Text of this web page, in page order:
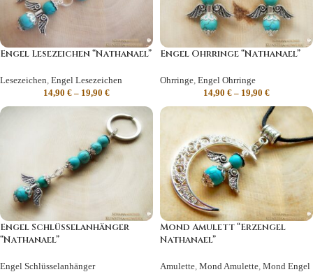
Engel Lesezeichen “Nathanael”
Lesezeichen Engel Lesezeichen
14,90 € – 19,90 €
Engel Ohrringe “Nathanael”
Ohrringe Engel Ohrringe
14,90 € – 19,90 €
Engel Schlüsselanhänger
“Nathanael”
Engel Schlüsselanhänger
Mond Amulett “Erzengel
Nathanael”
Amulette Mond Amulette Mond Engel